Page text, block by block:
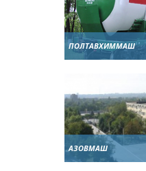
ПОЛТАВХИММАШ
АЗОВМАШ